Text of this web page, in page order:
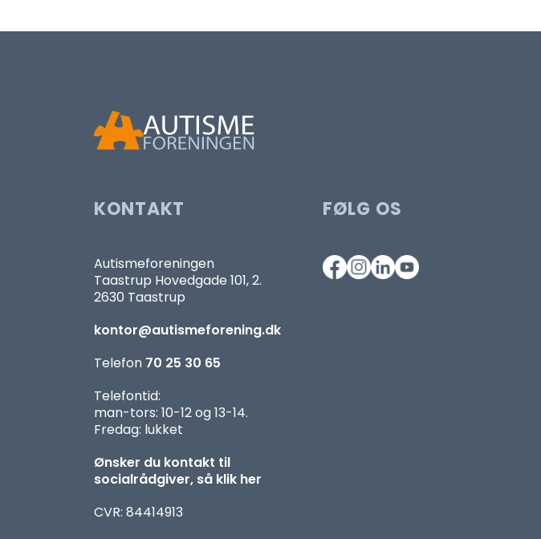
KONTAKT
Autismeforeningen
Taastrup Hovedgade 101, 2.
2630 Taastrup
kontor@autismeforening.dk
Telefon 70 25 30 65
Telefontid:
man-tors: 10-12 og 13-14.
Fredag: lukket
Ønsker du kontakt til
socialrådgiver, så klik her
CVR: 84414913
FØLG OS